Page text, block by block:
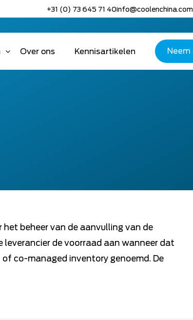
+31 (0) 73 645 71 40info@coolenchina.com
Over ons Kennisartikelen
beheer van de aanvulling van de
de voorraad aan wanneer dat
co-managed inventory genoemd. De